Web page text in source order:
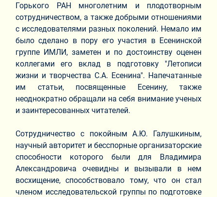
Горького РАН многолетним и плодотворным
сотрудничеством, а также добрыми отношениями
с исследователями разных поколений. Немало им
было сделано в пору его участия в Есенинской
группе ИМЛИ, заметен и по достоинству оценен
коллегами его вклад в подготовку "Летописи
жизни и творчества С.А. Есенина". Напечатанные
им статьи, посвященные Есенину, также
неоднократно обращали на себя внимание ученых
и заинтересованных читателей.
Сотрудничество с покойным А.Ю. Галушкиным,
научный авторитет и бесспорные организаторские
способности которого были для Владимира
Александровича очевидны и вызывали в нем
восхищение, способствовало тому, что он стал
членом исследовательской группы по подготовке